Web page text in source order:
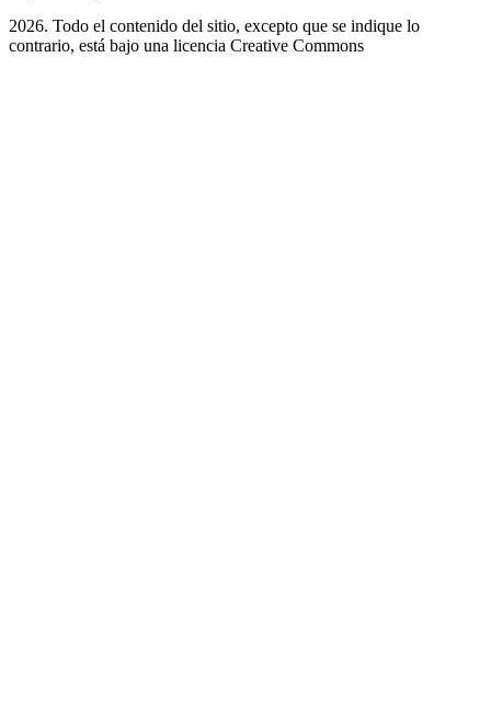
2026. Todo el contenido del sitio, excepto que se indique lo
contrario, está bajo una licencia Creative Commons